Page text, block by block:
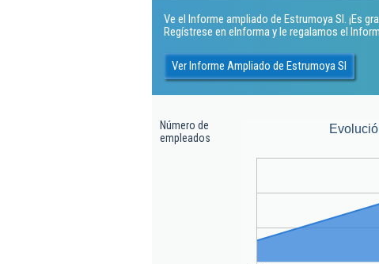
Ve el Informe ampliado de Estrumoya Sl. ¡Es
Regístrese en eInforma y le regalamos el
Ver Informe Ampliado de Estrumoya Sl
Número de
empleados